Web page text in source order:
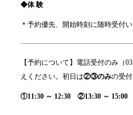
◆体 験
＊予約優先、開始時刻に随時受付い
【予約について】電話受付のみ（
えください。初日は②③のみの受付
①11:30 ～ 12:30 ②13:30 ～ 15:00